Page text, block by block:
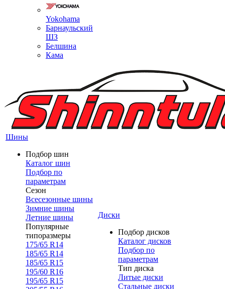
Yokohama
Барнаульский
ШЗ
Белшина
Кама
Шины
Подбор шин
Каталог шин
Подбор по
параметрам
Сезон
Всесезонные шины
Зимние шины
Летние шины
Популярные
типоразмеры
175/65 R14
185/65 R14
185/65 R15
195/60 R16
195/65 R15
Диски
Подбор дисков
Каталог дисков
Подбор по
параметрам
Тип диска
Литые диски
Стальные диски